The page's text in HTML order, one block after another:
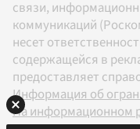
связи,
коммуникаций
несет
содержащейся в
предоставляет
Информация об
На информационном